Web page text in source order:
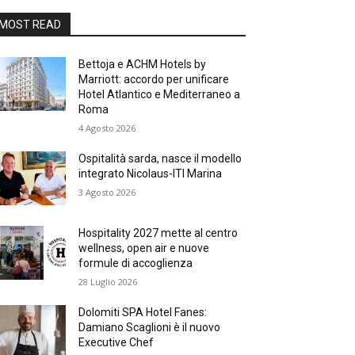
READ
Bettoja e ACHM Hotels by
Marriott: accordo per unificare
Hotel Atlantico e Mediterraneo a
Roma
4 Agosto 2026
Ospitalità sarda, nasce il modello
integrato Nicolaus-ITI Marina
3 Agosto 2026
Hospitality 2027 mette al centro
wellness, open air e nuove
formule di accoglienza
28 Luglio 2026
Dolomiti SPA Hotel Fanes:
Damiano Scaglioni è il nuovo
Executive Chef